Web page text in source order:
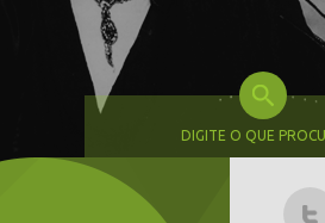
DIGITE O QUE